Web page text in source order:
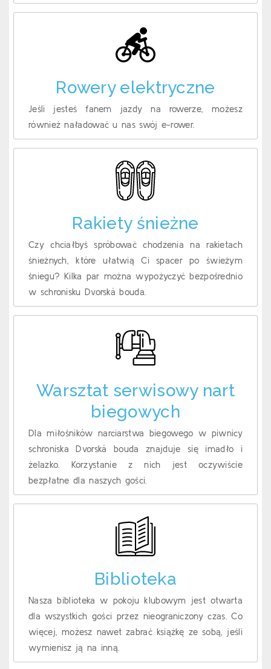
Rowery elektryczne
Jeśli jesteś fanem jazdy na rowerze, możesz
również naładować u nas swój e-rower.
Rakiety śnieżne
Czy chciałbyś spróbować chodzenia na rakietach
śnieżnych, które ułatwią Ci spacer po świeżym
śniegu? Kilka par można wypożyczyć bezpośrednio
w schronisku Dvorská bouda.
Warsztat serwisowy nart
biegowych
Dla miłośników narciarstwa biegowego w piwnicy
schroniska Dvorská bouda znajduje się imadło i
żelazko. Korzystanie z nich jest oczywiście
bezpłatne dla naszych gości.
Biblioteka
Nasza biblioteka w pokoju klubowym jest otwarta
dla wszystkich gości przez nieograniczony czas. Co
więcej, możesz nawet zabrać książkę ze sobą, jeśli
wymienisz ją na inną.